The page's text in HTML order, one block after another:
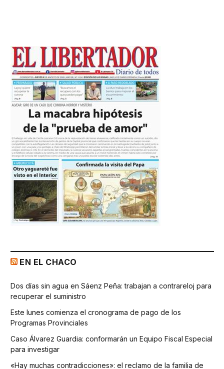
EN EL CHACO
Dos días sin agua en Sáenz Peña: trabajan a contrareloj para
recuperar el suministro
Este lunes comienza el cronograma de pago de los
Programas Provinciales
Caso Álvarez Guardia: conformarán un Equipo Fiscal Especial
para investigar
«Hay muchas contradicciones»: el reclamo de la familia de